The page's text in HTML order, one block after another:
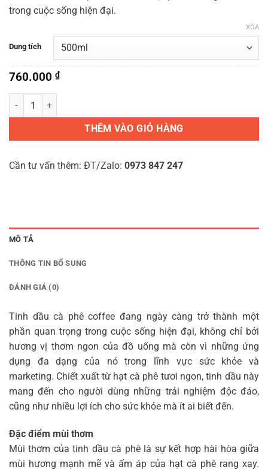
trong cuộc sống hiện đại.
Dung tích
XÓA
760.000 ₫
Tinh dầu Cà phê Aroma360 số lượng
THÊM VÀO GIỎ HÀNG
Cần tư vấn thêm: ĐT/Zalo: 0973 847 247
MÔ TẢ
THÔNG TIN BỔ SUNG
ĐÁNH GIÁ (0)
Tinh dầu cà phê coffee đang ngày càng trở thành một
phần quan trọng trong cuộc sống hiện đại, không chỉ bởi
hương vị thơm ngon của đồ uống mà còn vì những ứng
dụng đa dạng của nó trong lĩnh vực sức khỏe và
marketing. Chiết xuất từ hạt cà phê tươi ngon, tinh dầu này
mang đến cho người dùng những trải nghiệm độc đáo,
cũng như nhiều lợi ích cho sức khỏe mà ít ai biết đến.
Đặc điểm mùi thơm
Mùi thơm của tinh dầu cà phê là sự kết hợp hài hòa giữa
mùi hương mạnh mẽ và ấm áp của hạt cà phê rang xay.